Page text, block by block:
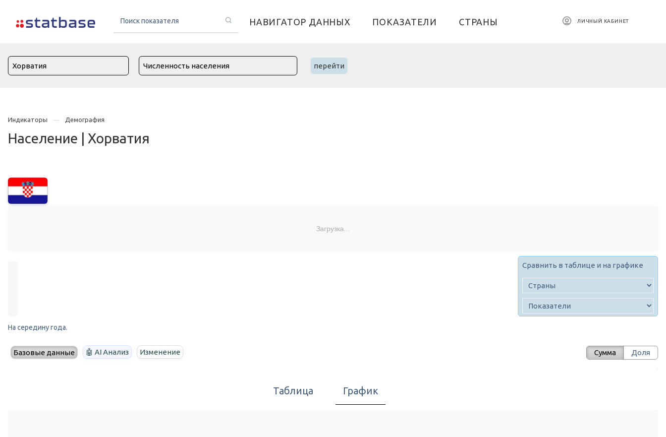
НАВИГАТОР ДАННЫХ ПОКАЗАТЕЛИ СТРАНЫ ЛИЧНЫЙ КАБИНЕТ
перейти
Индикаторы Демография
Население | Хорватия
Загрузка...
Сравнить в таблице и на графике
На середину года.
Базовые данные 🤖 AI Анализ Изменение Сумма Доля
Таблица График